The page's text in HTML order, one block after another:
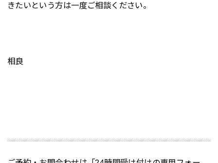
きたいという方は一度ご相談ください。
相良